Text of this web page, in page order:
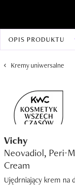
OPIS PRODUKTU
Kremy uniwersalne
Vichy
Neovadiol, Peri-
Cream
Ujędrniający krem na